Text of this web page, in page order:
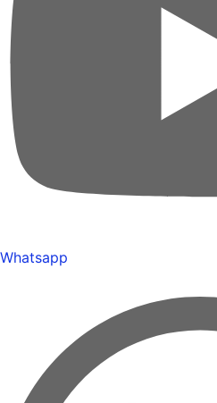
Whatsapp